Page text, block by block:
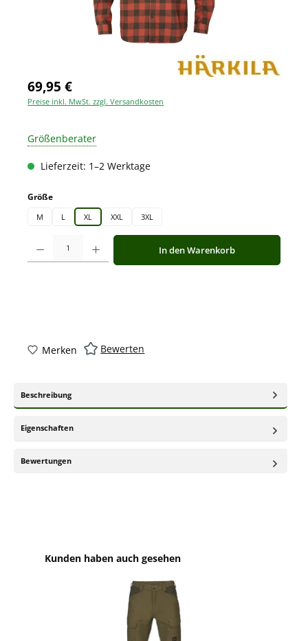
69,95 €
Preise inkl. MwSt. zzgl. Versandkosten
Größenberater
Lieferzeit: 1–2 Werktage
Größeauswählen
M L XL XXL 3XL
Produkt Anzahl: Gib den gewünschten Wert ein oder benutze die
In den Warenkorb
Merken Bewerten
Beschreibung
Eigenschaften
Bewertungen
Produktgalerie überspringen
Kunden haben auch gesehen